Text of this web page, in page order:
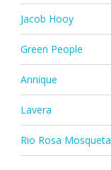
Jacob Hooy
Green People
Annique
Lavera
Rio Rosa Mosqueta